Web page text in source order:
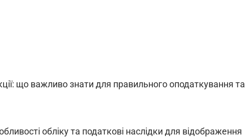
що важливо знати для правильного оподаткування та
обліку та податкові наслідки для відображення